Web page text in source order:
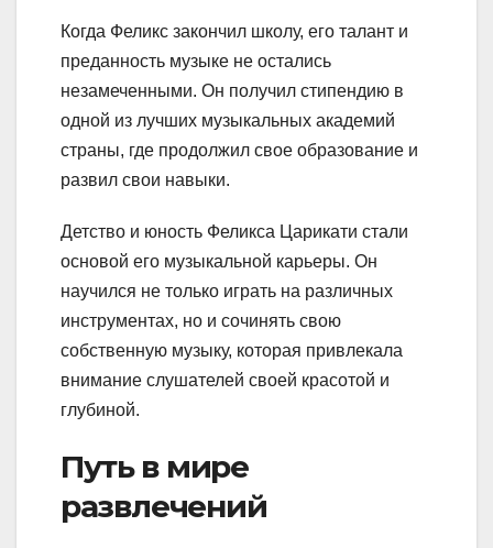
Когда Феликс закончил школу, его талант и
преданность музыке не остались
незамеченными. Он получил стипендию в
одной из лучших музыкальных академий
страны, где продолжил свое образование и
развил свои навыки.
Детство и юность Феликса Царикати стали
основой его музыкальной карьеры. Он
научился не только играть на различных
инструментах, но и сочинять свою
собственную музыку, которая привлекала
внимание слушателей своей красотой и
глубиной.
Путь в мире
развлечений